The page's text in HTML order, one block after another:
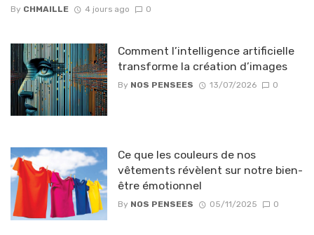
By CHMAILLE 4 jours ago 0
Comment l’intelligence artificielle
transforme la création d’images
By NOS PENSEES 13/07/2026 0
Ce que les couleurs de nos
vêtements révèlent sur notre bien-
être émotionnel
By NOS PENSEES 05/11/2025 0